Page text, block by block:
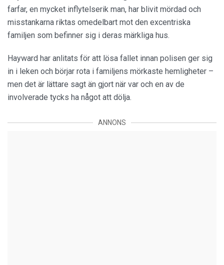
farfar, en mycket inflytelserik man, har blivit mördad och
misstankarna riktas omedelbart mot den excentriska
familjen som befinner sig i deras märkliga hus.
Hayward har anlitats för att lösa fallet innan polisen ger sig
in i leken och börjar rota i familjens mörkaste hemligheter –
men det är lättare sagt än gjort när var och en av de
involverade tycks ha något att dölja.
ANNONS